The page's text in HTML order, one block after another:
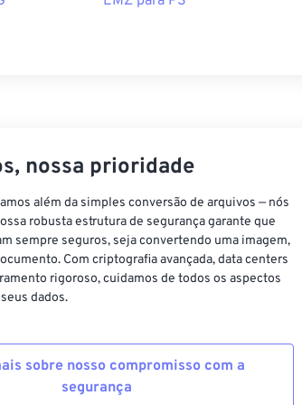
nossa prioridade
além da simples conversão de arquivos — nós
robusta estrutura de segurança garante que
sempre seguros, seja convertendo uma imagem,
Com criptografia avançada, data centers
rigoroso, cuidamos de todos os aspectos
dados.
sobre nosso compromisso com a
segurança